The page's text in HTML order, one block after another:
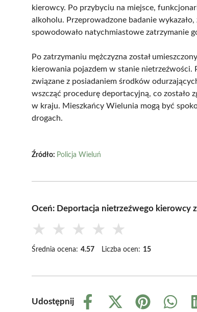
kierowcy. Po przybyciu na miejsce,
alkoholu. Przeprowadzone badanie
spowodowało natychmiastowe zatrzymanie
Po zatrzymaniu mężczyzna został
kierowania pojazdem w stanie nietrzeźwości.
związane z posiadaniem środków
wszcząć procedurę deportacyjną, co zostało
w kraju. Mieszkańcy Wielunia mogą być
drogach.
Źródło: Policja Wieluń
Oceń: Deportacja nietrzeźwego kierowcy
★ ★ ★ ★ ★
Średnia ocena: 4.57 Liczba ocen: 15
Udostępnij
Share
Share
Share
Share